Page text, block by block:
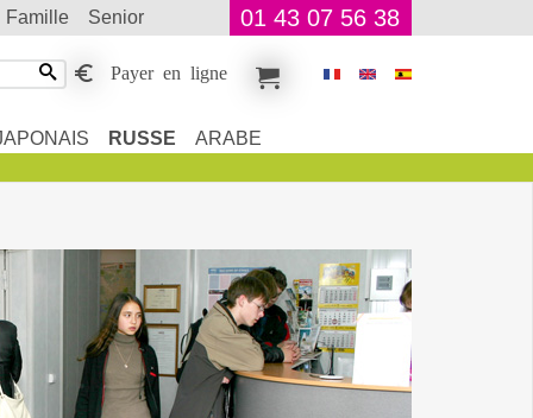
famille senior 01 43 07 56 38
Payer en ligne
RUSSE
ARABE